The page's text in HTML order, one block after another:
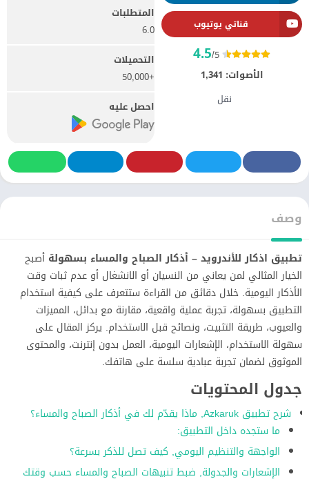
قناتي يوتيوب
4.5/5
الأصوات: 1,341
نقل
المتطلبات
6.0
التحميلات
+50,000
احصل عليه
وصف
تطبيق اذكار للأندرويد – أذكار الصباح والمساء بسهولة أصبح
الخيار المثالي لمن يعاني من النسيان أو الانشغال أو عدم ثبات وقت
الأذكار اليومية. خلال دقائق من القراءة ستتعرف على كيفية استخدام
التطبيق بسهولة، تجربة عملية واقعية، مقارنة مع بدائل، المميزات
والعيوب، طريقة التثبيت، ونصائح قبل الاستخدام. يركز المقال على
سهولة الاستخدام، الإشعارات اليومية، العمل بدون إنترنت، والمحتوى
الموثوق لضمان تجربة عبادية سلسة على هاتفك.
جدول المحتويات
شرح تطبيق Azkaruk, ماذا يقدّم لك في أذكار الصباح والمساء؟
ما ستجده داخل التطبيق:
الواجهة والتنظيم اليومي, كيف تصل للذكر بسرعة؟
الإشعارات والجدولة, ضبط تنبيهات الصباح والمساء حسب وقتك